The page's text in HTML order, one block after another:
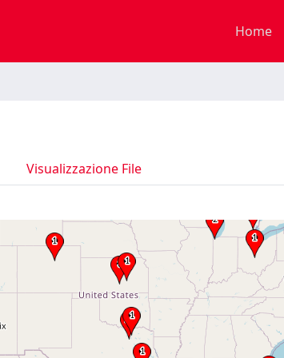
Home
Visualizzazione File